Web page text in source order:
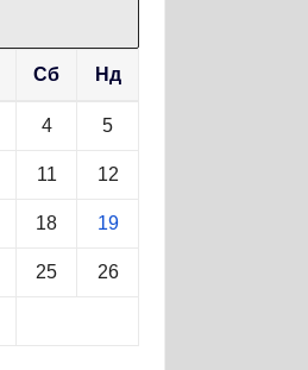
Сб Нд
4 5
11 12
18 19
25 26